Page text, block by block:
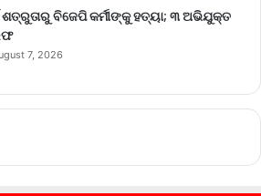
ଶତ୍ରୁତାରୁ ବିଜେପି କର୍ମୀଙ୍କୁ ହତ୍ୟା; ୩ ଅଭିଯୁକ୍ତ
7, 2026